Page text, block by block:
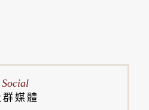
Social
群媒體